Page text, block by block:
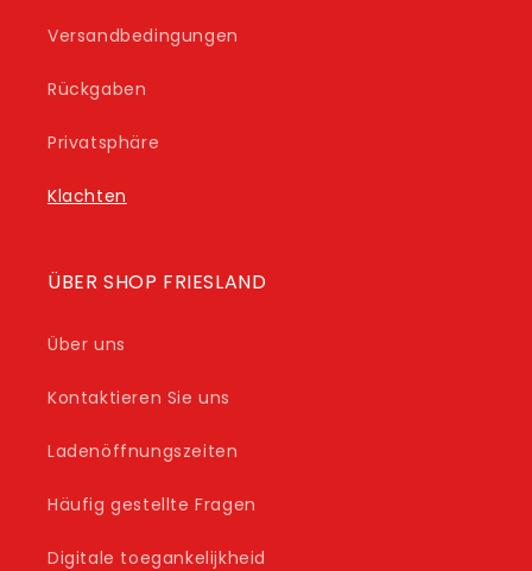
Versandbedingungen
Rückgaben
Privatsphäre
Klachten
ÜBER SHOP FRIESLAND
Über uns
Kontaktieren Sie uns
Ladenöffnungszeiten
Häufig gestellte Fragen
Digitale toegankelijkheid